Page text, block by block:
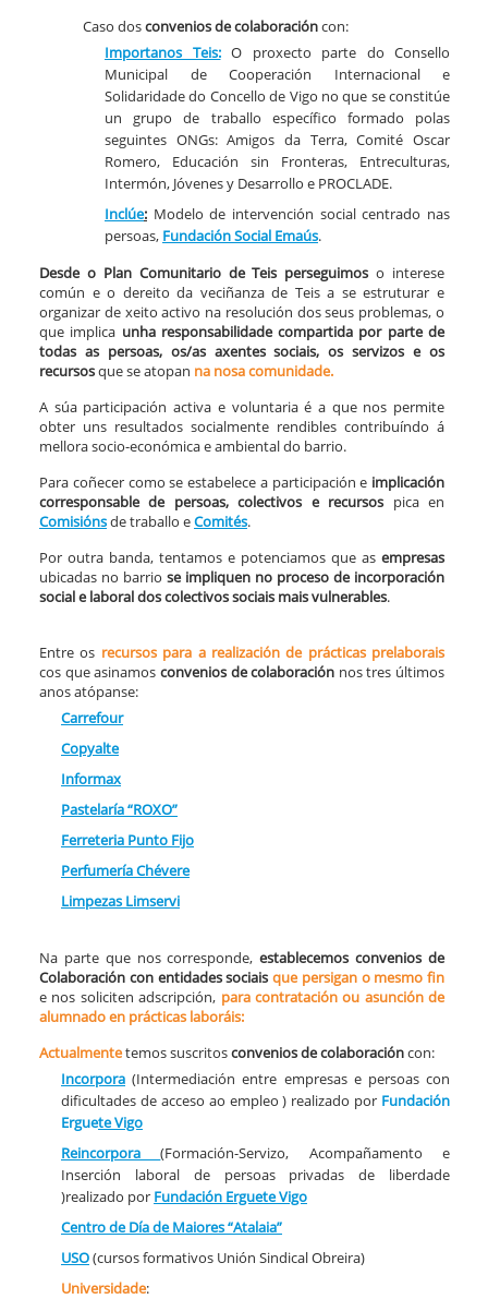
Caso dosconvenios de colaboracióncon:​
​Importanos Teis:O proxecto parte do Consello
Municipal de Cooperación Internacional e
Solidaridade do Concello de Vigo no que se constitúe
un grupo de traballo específico formado polas
seguintes ONGs: Amigos da Terra, Comité Oscar
Romero, Educación sin Fronteras, Entreculturas,
Intermón, Jóvenes y Desarrollo e PROCLADE.
Inclúe: Modelo de intervención social centrado nas
persoas, Fundación Social Emaús.
Desde o Plan Comunitario de Teis perseguimos o interese
común e o dereito da veciñanza de Teis a se estruturar e
organizar de xeito activo na resolución dos seus problemas, o
que implica unha responsabilidade compartida por parte de
todas as persoas, os/as axentes sociais, os servizos e os
recursosque se atopan na nosa comunidade.
A súa participación activa e voluntaria é a que nos permite
obter uns resultados socialmente rendibles contribuíndo á
mellora socio-económica e ambiental do barrio.
Para coñecer como se estabelece a participación e implicación
corresponsable de persoas, colectivos e recursos pica en
Comisiónsde traballo eComités.
Por outra banda, tentamos e potenciamos que as empresas
ubicadas no barrio se impliquen no proceso de incorporación
social e laboral dos colectivos sociais mais vulnerables.
Entre os recursos para a realización de prácticas prelaborais
cos que asinamos convenios de colaboración nos tres últimos
anos atópanse:
Carrefour
Copyalte
Informax
Pastelaría “ROXO”
Ferreteria Punto Fijo
Perfumería Chévere
Limpezas Limservi
Na parte que nos corresponde,establecemos convenios de
Colaboración con entidades sociais que persigan o mesmo fin
e nos soliciten adscripción, para contratación ou asunción de
alumnado en prácticas laboráis:
Actualmentetemos suscritosconvenios de colaboracióncon:
Incorpora (Intermediación entre empresas e persoas con
dificultades de acceso ao empleo ) realizado por Fundación
ErgueteVigo
Reincorpora(Formación-Servizo, Acompañamento e
Inserción laboral de persoas privadas de liberdade
)realizado por Fundación ErgueteVigo
Centro de Día de Maiores “Atalaia”
USO(cursos formativos Unión Sindical Obreira)
Universidade: